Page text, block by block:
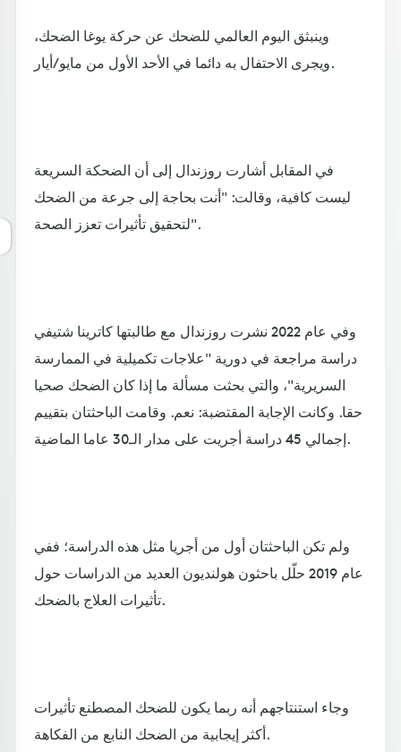
وينبثق اليوم العالمي للضحك عن حركة يوغا الضحك،
ويجرى الاحتفال به دائما في الأحد الأول من مايو/أيار.
في المقابل أشارت روزندال إلى أن الضحكة السريعة
ليست كافية، وقالت: "أنت بحاجة إلى جرعة من الضحك
لتحقيق تأثيرات تعزز الصحة".
وفي عام 2022 نشرت روزندال مع طالبتها كاترينا شتيفي
دراسة مراجعة في دورية "علاجات تكميلية في الممارسة
السريرية"، والتي بحثت مسألة ما إذا كان الضحك صحيا
حقا. وكانت الإجابة المقتضبة: نعم. وقامت الباحثتان بتقييم
إجمالي 45 دراسة أجريت على مدار الـ30 عاما الماضية.
ولم تكن الباحثتان أول من أجريا مثل هذه الدراسة؛ ففي
عام 2019 حلّل باحثون هولنديون العديد من الدراسات حول
تأثيرات العلاج بالضحك.
وجاء استنتاجهم أنه ربما يكون للضحك المصطنع تأثيرات
أكثر إيجابية من الضحك النابع من الفكاهة.